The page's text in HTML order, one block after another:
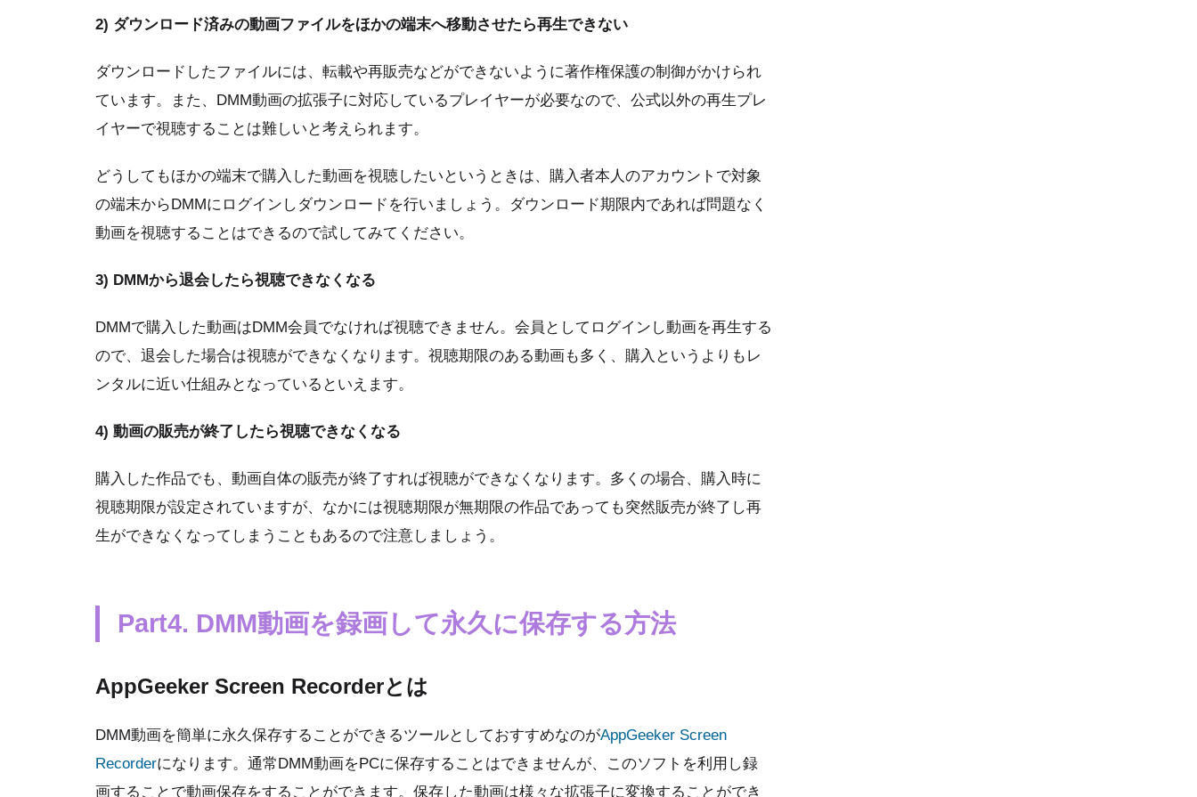
2) ダウンロード済みの動画ファイルをほかの端末へ移動させたら再生できない
ダウンロードしたファイルには、転載や再販売などができないように著作権保護の制御がかけられ
ています。また、DMM動画の拡張子に対応しているプレイヤーが必要なので、公式以外の再生プレ
イヤーで視聴することは難しいと考えられます。
どうしてもほかの端末で購入した動画を視聴したいというときは、購入者本人のアカウントで対象
の端末からDMMにログインしダウンロードを行いましょう。ダウンロード期限内であれば問題なく
動画を視聴することはできるので試してみてください。
3) DMMから退会したら視聴できなくなる
DMMで購入した動画はDMM会員でなければ視聴できません。会員としてログインし動画を再生する
ので、退会した場合は視聴ができなくなります。視聴期限のある動画も多く、購入というよりもレ
ンタルに近い仕組みとなっているといえます。
4) 動画の販売が終了したら視聴できなくなる
購入した作品でも、動画自体の販売が終了すれば視聴ができなくなります。多くの場合、購入時に
視聴期限が設定されていますが、なかには視聴期限が無期限の作品であっても突然販売が終了し再
生ができなくなってしまうこともあるので注意しましょう。
Part4. DMM動画を録画して永久に保存する方法
AppGeeker Screen Recorderとは
DMM動画を簡単に永久保存することができるツールとしておすすめなのがAppGeeker Screen
Recorderになります。通常DMM動画をPCに保存することはできませんが、このソフトを利用し録
画することで動画保存をすることができます。保存した動画は様々な拡張子に変換することができ